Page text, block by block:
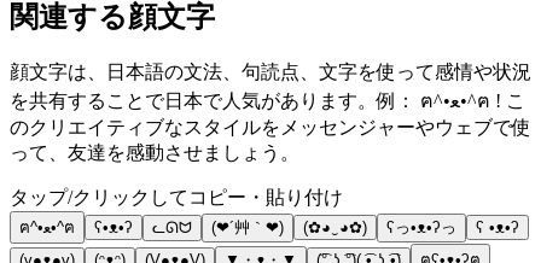
関連する顔文字
顔文字は、日本語の文法、句読点、文字を使って感情や状況
を共有することで日本で人気があります。例： ฅ^•ﻌ•^ฅ ! こ
のクリエイティブなスタイルをメッセンジャーやウェブで使
って、友達を感動させましょう。
タップ/クリックしてコピー・貼り付け
ฅ^•ﻌ•^ฅ ʕ•ᴥ•ʔ ᓚᘏᗢ (❤´艸｀❤) (✿◕‿◕✿) ʕっ•ᴥ•ʔっ
ʕ •ᴥ•ʔ